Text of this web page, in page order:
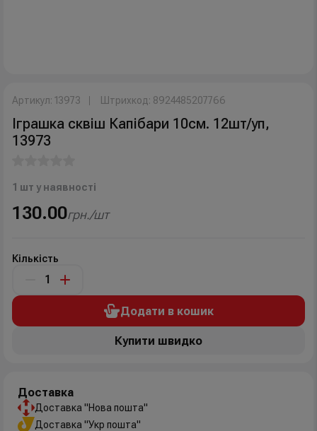
Артикул: 13973 Штрихкод: 8924485207766
Іграшка сквіш Капібари 10см. 12шт/уп,
13973
1 шт у наявності
130.00грн./шт
Кількість
Додати в кошик
Купити швидко
Доставка
Доставка "Нова пошта"
Доставка "Укр пошта"